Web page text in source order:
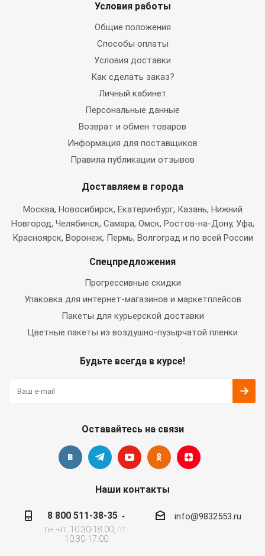
Условия работы
Общие положения
Способы оплаты
Условия доставки
Как сделать заказ?
Личный кабинет
Персональные данные
Возврат и обмен товаров
Информация для поставщиков
Правила публикации отзывов
Доставляем в города
Москва, Новосибирск, Екатеринбург, Казань, Нижний
Новгород, Челябинск, Самара, Омск, Ростов-на-Дону, Уфа,
Красноярск, Воронеж, Пермь, Волгоград и по всей России
Спецпредложения
Прогрессивные скидки
Упаковка для интернет-магазинов и маркетплейсов
Пакеты для курьерской доставки
Цветные пакеты из воздушно-пузырчатой пленки
Будьте всегда в курсе!
Оставайтесь на связи
Наши контакты
8 800 511-38-35
пн.-чт. 10.30-18.00, пт.
10.30-17.00
info@9832553.ru